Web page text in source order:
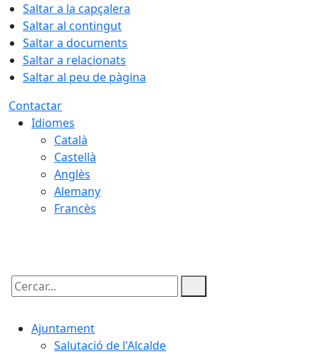
Saltar a la capçalera
Saltar al contingut
Saltar a documents
Saltar a relacionats
Saltar al peu de pàgina
Contactar
Idiomes
Català
Castellà
Anglès
Alemany
Francès
Cercar:
Ajuntament
Salutació de l'Alcalde